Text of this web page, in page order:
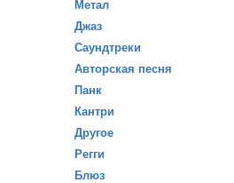
Метал
Джаз
Саундтреки
Авторская песня
Панк
Кантри
Другое
Регги
Блюз